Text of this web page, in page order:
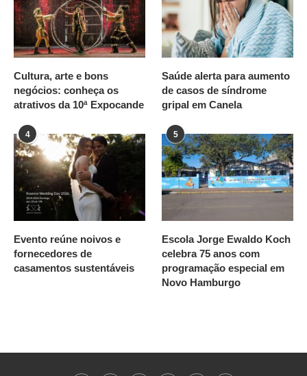
Cultura, arte e bons
negócios: conheça os
atrativos da 10ª Expocande
Saúde alerta para aumento
de casos de síndrome
gripal em Canela
4
Evento reúne noivos e
fornecedores de
casamentos sustentáveis
5
Escola Jorge Ewaldo Koch
celebra 75 anos com
programação especial em
Novo Hamburgo